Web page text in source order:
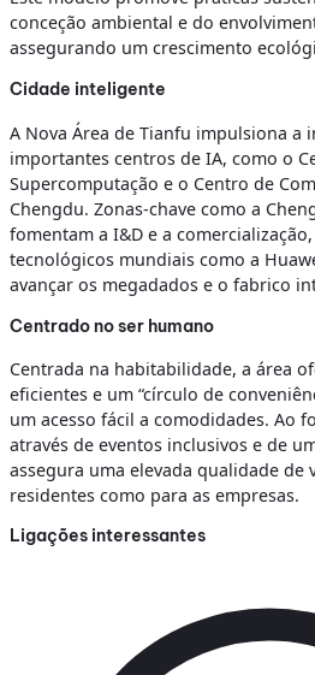
conceção ambiental e do
assegurando um crescimento
Cidade inteligente
A Nova Área de Tianfu impulsiona a
importantes centros de IA, como o
Supercomputação e o Centro de
Chengdu. Zonas-chave como a
fomentam a I&D e a
tecnológicos mundiais como a
avançar os megadados e o fabrico
Centrado no ser humano
Centrada na habitabilidade, a área
eficientes e um “círculo de
um acesso fácil a comodidades. Ao
através de eventos inclusivos e de
assegura uma elevada qualidade de
residentes como para as empresas.
Ligações interessantes